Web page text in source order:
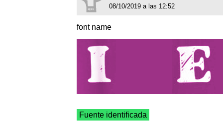
08/10/2019 a las 12:52
font name
Fuente identificada